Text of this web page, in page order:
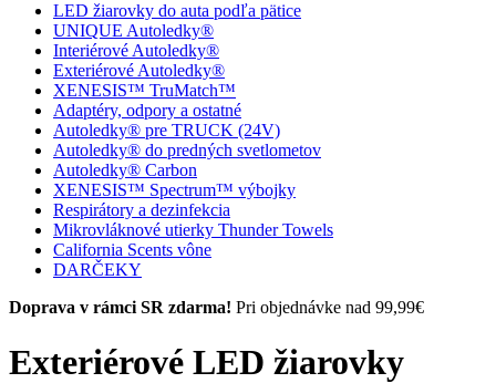
LED žiarovky do auta podľa pätice
UNIQUE Autoledky®
Interiérové Autoledky®
Exteriérové Autoledky®
XENESIS™ TruMatch™
Adaptéry, odpory a ostatné
Autoledky® pre TRUCK (24V)
Autoledky® do predných svetlometov
Autoledky® Carbon
XENESIS™ Spectrum™ výbojky
Respirátory a dezinfekcia
Mikrovláknové utierky Thunder Towels
California Scents vône
DARČEKY
Doprava v rámci SR zdarma! Pri objednávke nad 99,99€
Exteriérové LED žiarovky